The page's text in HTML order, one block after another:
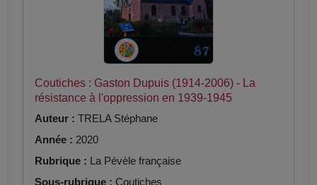
Coutiches : Gaston Dupuis (1914-2006) - La
résistance à l'oppression en 1939-1945
Auteur : TRELA Stéphane
Année : 2020
Rubrique : La Pévèle française
Sous-rubrique : Coutiches